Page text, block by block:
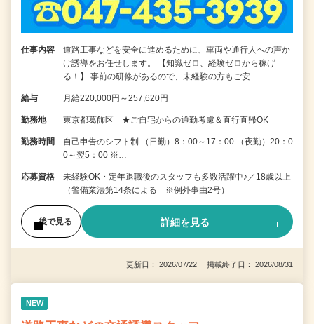
仕事内容
道路工事などを安全に進めるために、車両や通行人への声か
け誘導をお任せします。 【知識ゼロ、経験ゼロから稼げ
る！】 事前の研修があるので、未経験の方もご安…
給与 月給220,000円～257,620円
勤務地 東京都葛飾区 ★ご自宅からの通勤考慮＆直行直帰OK
勤務時間
自己申告のシフト制 （日勤）8：00～17：00 （夜勤）20：0
0～翌5：00 ※…
応募資格
未経験OK・定年退職後のスタッフも多数活躍中♪／18歳以上
（警備業法第14条による ※例外事由2号）
後で見る 詳細を見る
更新日： 2026/07/22 掲載終了日： 2026/08/31
NEW